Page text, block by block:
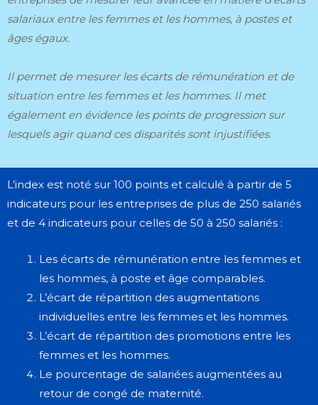
salariaux entre les femmes et les hommes, à postes et
âges égaux.
Il permet de mesurer les écarts de rémunération et de
situation entre les femmes et les hommes. Il met
également en évidence les points de progression sur
lesquels agir quand ces disparités sont injustifiées.
L’index est noté sur 100 points et calculé à partir de 5
indicateurs pour les entreprises de plus de 250 salariés
et de 4 indicateurs pour celles de 50 à 250 salariés :
Les écarts de rémunération entre les femmes et
les hommes, à poste et âge comparables.
L’écart de répartition des augmentations
individuelles entre les femmes et les hommes.
L’écart de répartition des promotions entre les
femmes et les hommes.
Le pourcentage de salariées augmentées au
retour de congé de maternité.